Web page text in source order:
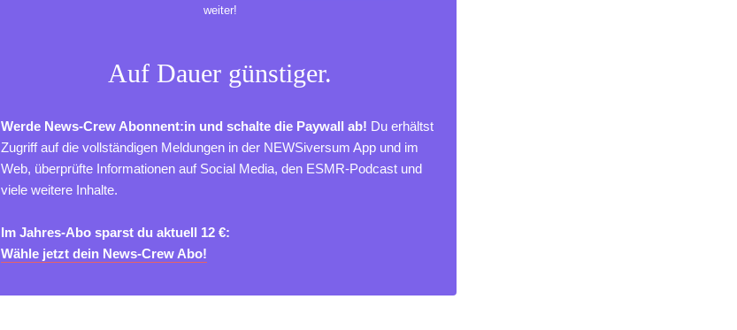
weiter!
Auf Dauer günstiger.
Werde News-Crew Abonnent:in und schalte die Paywall ab! Du erhältst
Zugriff auf die vollständigen Meldungen in der NEWSiversum App und im
Web, überprüfte Informationen auf Social Media, den ESMR-Podcast und
viele weitere Inhalte.
Im Jahres-Abo sparst du aktuell 12 €:
Wähle jetzt dein News-Crew Abo!